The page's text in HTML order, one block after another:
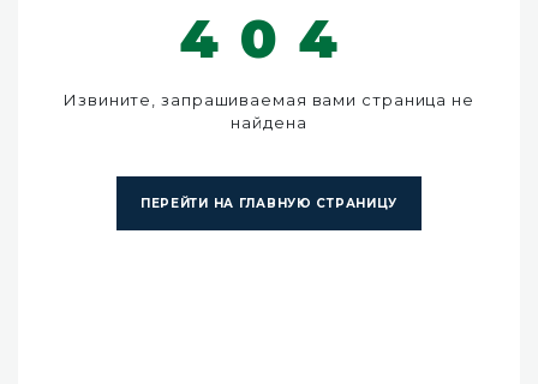
404
Извините, запрашиваемая вами страница не
найдена
ПЕРЕЙТИ НА ГЛАВНУЮ СТРАНИЦУ